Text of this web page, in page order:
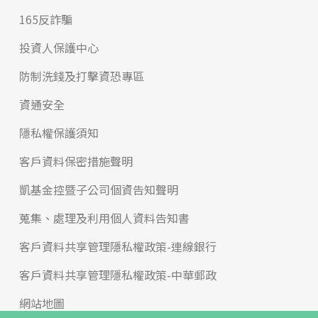
165反詐騙
投資人保護中心
防制洗錢及打擊資恐專區
資通安全
隱私權保護須知
客戶資料保密措施聲明
凱基金控暨子公司個資告知聲明
蒐集、處理及利用個人資料告知書
客戶資料共享管理隱私權政策-連線銀行
客戶資料共享管理隱私權政策-中華郵政
網站地圖